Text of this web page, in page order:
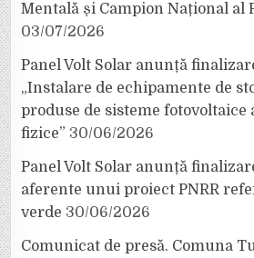
Mentală și Campion Național al
03/07/2026
Panel Volt Solar anunță
„Instalare de echipamente de
produse de sisteme fotovoltaice
fizice” 30/06/2026
Panel Volt Solar anunță
aferente unui proiect PNRR
verde 30/06/2026
Comunicat de presă. Comuna